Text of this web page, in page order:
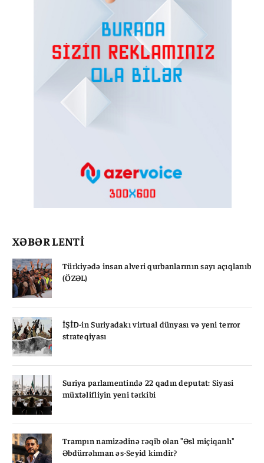
XƏBƏR LENTİ
Türkiyədə insan alveri qurbanlarının sayı açıqlanıb
(ÖZƏL)
İŞİD-in Suriyadakı virtual dünyası və yeni terror
strateqiyası
Suriya parlamentində 22 qadın deputat: Siyasi
müxtəlifliyin yeni tərkibi
Trampın namizədinə rəqib olan "Əsl miçiqanlı"
Əbdürrəhman əs-Seyid kimdir?